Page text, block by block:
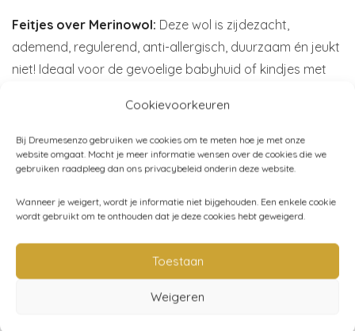
Cookievoorkeuren
Bij Dreumesenzo gebruiken we cookies om te meten hoe je met onze
website omgaat. Mocht je meer informatie wensen over de cookies die we
gebruiken raadpleeg dan ons privacybeleid onderin deze website.
Wanneer je weigert, wordt je informatie niet bijgehouden. Een enkele cookie
wordt gebruikt om te onthouden dat je deze cookies hebt geweigerd.
Toestaan
Weigeren
Feitjes over Merinowol: Deze wol is zijdezacht,
ademend, regulerend, anti-allergisch, duurzaam én jeukt
niet! Ideaal voor de gevoelige babyhuid of kindjes met
voorgewassen en antibacterieel. Het is dus niet nodig
om de booties voor gebruik te wassen. Merinowol bevat
lanoline, een natuurlijke zeep dat zelfreinigend is. Een
nacht buitenhangen of in de vochtige badkamer zorgt
ervoor dat de slofjes weer lekker fris zijn. Toch een
wasbeurt nodig? Bij de booties ontvang je een kaartje